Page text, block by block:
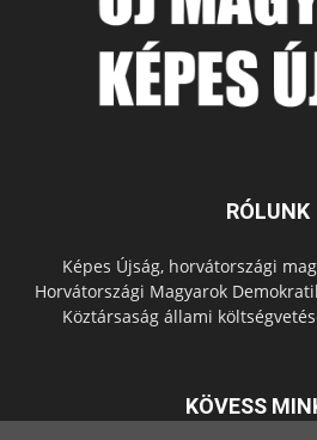
RÓLUNK
Képes Újság, horvátországi
Horvátországi Magyarok
Köztársaság állami
KÖVESS